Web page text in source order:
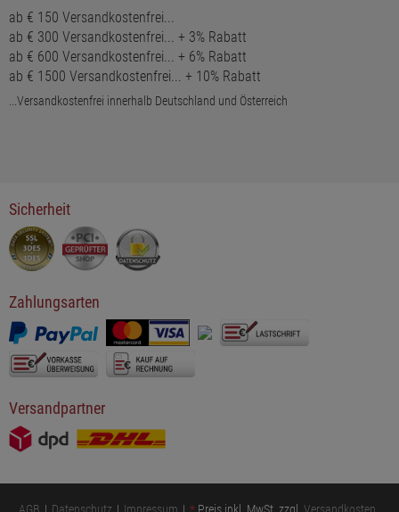
ab € 150 Versandkostenfrei...
ab € 300 Versandkostenfrei... + 3% Rabatt
ab € 600 Versandkostenfrei... + 6% Rabatt
ab € 1500 Versandkostenfrei... + 10% Rabatt
...Versandkostenfrei innerhalb Deutschland und Österreich
Sicherheit
Zahlungsarten
Versandpartner
AGB Datenschutz Impressum * Preis inkl. MwSt. zzgl. Versandkosten